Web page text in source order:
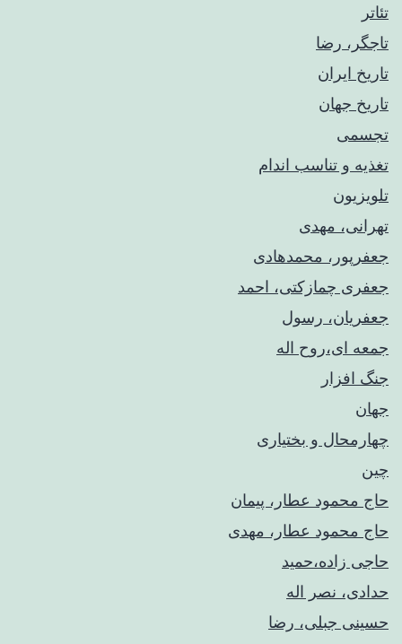
تئاتر
تاجگر، رضا
تاریخ ایران
تاریخ جهان
تجسمی
تغذیه و تناسب اندام
تلویزیون
تهرانی، مهدی
جعفرپور، محمدهادی
جعفری چمازکتی، احمد
جعفریان، رسول
جمعه ای،روح اله
جنگ افزار
جهان
چهارمحال و بختیاری
چین
حاج محمود عطار، پیمان
حاج محمود عطار، مهدی
حاجی زاده،حمید
حدادی، نصر اله
حسینی جبلی، رضا